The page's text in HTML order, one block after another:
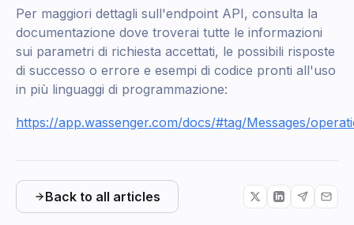
Per maggiori dettagli sull'endpoint API, consulta la
documentazione dove troverai tutte le informazioni
sui parametri di richiesta accettati, le possibili risposte
di successo o errore e esempi di codice pronti all'uso
in più linguaggi di programmazione:
https://app.wassenger.com/docs/#tag/Messages/
Back to all articles